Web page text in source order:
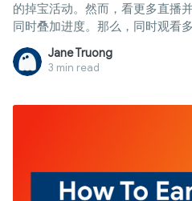
的掉宝活动。然而，看更多直播
同时叠加进度。那么，同时观看
底可行吗？本文将为您解答这一
看时长，介绍常见的多开直播方
境时防关联浏览器的关键作用
Jane Truong
3 min read